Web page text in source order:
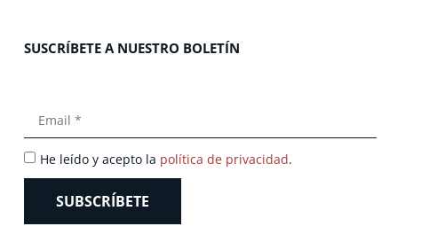
SUSCRÍBETE A NUESTRO BOLETÍN
He leído y acepto la política de privacidad.
SUBSCRÍBETE